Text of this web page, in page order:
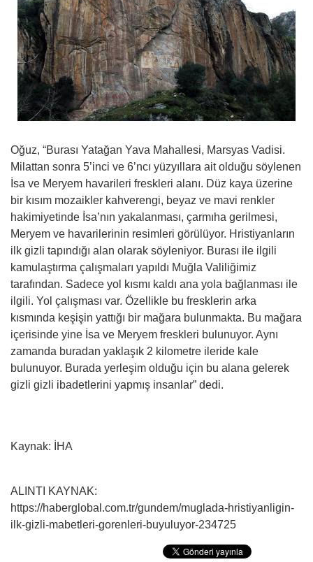
Oğuz, “Burası Yatağan Yava Mahallesi, Marsyas Vadisi.
Milattan sonra 5’inci ve 6’ncı yüzyıllara ait olduğu söylenen
İsa ve Meryem havarileri freskleri alanı. Düz kaya üzerine
bir kısım mozaikler kahverengi, beyaz ve mavi renkler
hakimiyetinde İsa’nın yakalanması, çarmıha gerilmesi,
Meryem ve havarilerinin resimleri görülüyor. Hristiyanların
ilk gizli tapındığı alan olarak söyleniyor. Burası ile ilgili
kamulaştırma çalışmaları yapıldı Muğla Valiliğimiz
tarafından. Sadece yol kısmı kaldı ana yola bağlanması ile
ilgili. Yol çalışması var. Özellikle bu fresklerin arka
kısmında keşişin yattığı bir mağara bulunmakta. Bu mağara
içerisinde yine İsa ve Meryem freskleri bulunuyor. Aynı
zamanda buradan yaklaşık 2 kilometre ileride kale
bulunuyor. Burada yerleşim olduğu için bu alana gelerek
gizli gizli ibadetlerini yapmış insanlar” dedi.
Kaynak: İHA
ALINTI KAYNAK:
https://haberglobal.com.tr/gundem/muglada-hristiyanligin-
ilk-gizli-mabetleri-gorenleri-buyuluyor-234725